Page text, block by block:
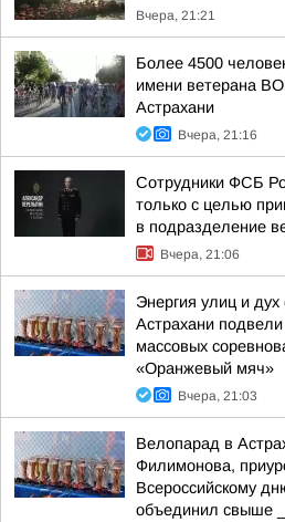
Вчера, 21:21
Более 4500
имени ветерана
Астрахани
Вчера, 21:16
Сотрудники ФСБ
только с целью
в подразделение
Вчера, 21:06
Энергия улиц и дух
Астрахани подвели
массовых
«Оранжевый мяч»
Вчера, 21:03
Велопарад в
Филимонова,
Всероссийскому
объединил свыше